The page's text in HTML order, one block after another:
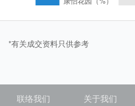
*有关成交资料只供参考
联络我们 关于我们